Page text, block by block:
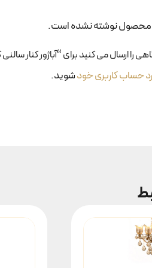
محصول نوشته نشده است.
ارسال می کنید برای “آباژور کنار سالنی کد
حساب کاربری خودشوید.